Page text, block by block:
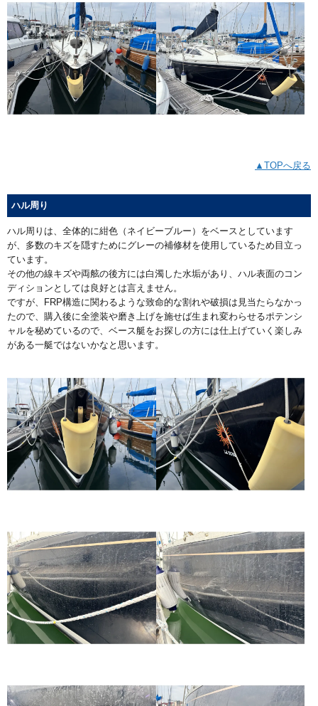
▲TOPへ戻る
ハル周り
ハル周りは、全体的に紺色（ネイビーブルー）をベースとしています
が、多数のキズを隠すためにグレーの補修材を使用しているため目立っ
ています。
その他の線キズや両舷の後方には白濁した水垢があり、ハル表面のコン
ディションとしては良好とは言えません。
ですが、FRP構造に関わるような致命的な割れや破損は見当たらなかっ
たので、購入後に全塗装や磨き上げを施せば生まれ変わらせるポテンシ
ャルを秘めているので、ベース艇をお探しの方には仕上げていく楽しみ
がある一艇ではないかなと思います。